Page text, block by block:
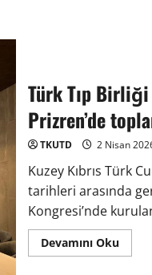
Türk Tıp
Prizren’de
TKUTD 2 Nisan
Kuzey Kıbrıs Türk
tarihleri arasında
Kongresi’nde
Devamını Oku